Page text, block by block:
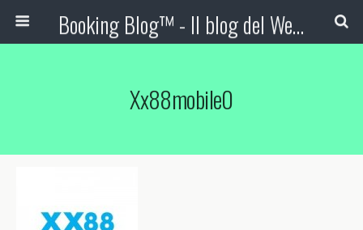
Booking Blog™ - Il blog del Web Marketing Turistico
Xx88mobile0